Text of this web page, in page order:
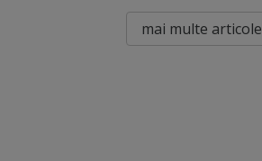
mai multe articole